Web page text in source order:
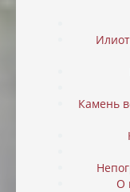
Камень
О